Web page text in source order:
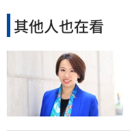
其他人也在看